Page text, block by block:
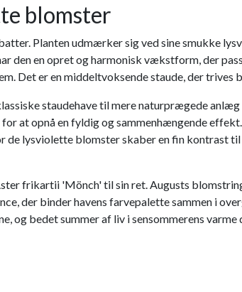
blomster
Planten udmærker sig ved sine smukke
den en opret og harmonisk vækstform, der
Det er en middeltvoksende staude, der
staudehave til mere naturprægede
at opnå en fyldig og sammenhængende
lysviolette blomster skaber en fin kontrast til
frikartii 'Mönch' til sin ret. Augusts
der binder havens farvepalette sammen i
bedet summer af liv i sensommerens varme